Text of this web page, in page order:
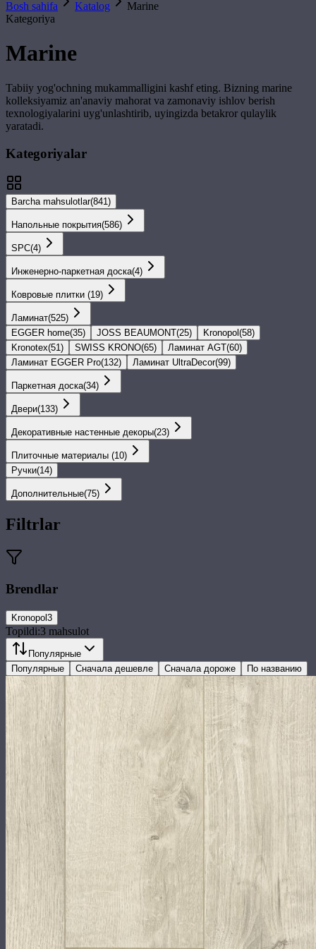
Bosh sahifa Katalog
Marine
Kategoriya
Marine
Tabiiy yog'ochning mukammalligini kashf eting. Bizning marine
kolleksiyamiz an'anaviy mahorat va zamonaviy ishlov berish
texnologiyalarini uyg'unlashtirib, uyingizda betakror qulaylik
yaratadi.
Kategoriyalar
Barcha mahsulotlar(841)
Напольные покрытия(586)
SPС(4)
Инженерно-паркетная доска(4)
Ковровые плитки (19)
Ламинат(525)
EGGER home(35) JOSS BEAUMONT(25) Kronopol (58)
Kronotex(51) SWISS KRONO(65) Ламинат AGT(60)
Ламинат EGGER Pro(132) Ламинат UltraDecor(99)
Паркетная доска(34)
Двери(133)
Декоративные настенные декоры(23)
Плиточные материалы (10)
Ручки(14)
Дополнительные(75)
Filtrlar
Brendlar
Kronopol3
Topildi:3 mahsulot
Популярные
Популярные
Сначала дешевле Сначала дороже По названию